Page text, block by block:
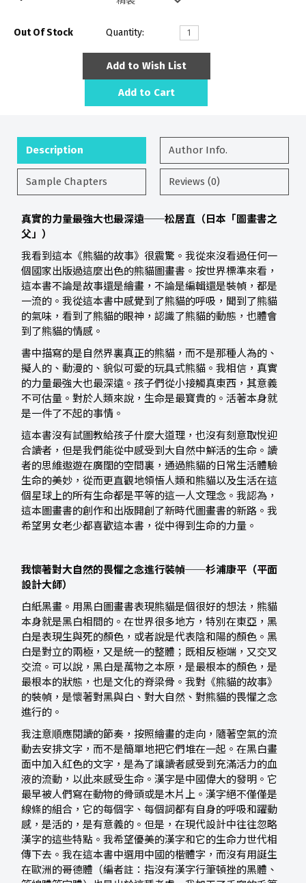
Out Of Stock Quantity:
Add to Wish List
Add to Cart
Description Author Info.
Sample Chapters Reviews (0)
真實的力量最強大也最深遠──松居直（日本「圖畫書之
父」）
我看到這本《熊貓的故事》很震驚。我從來沒看過任何一
個國家出版過這麼出色的熊貓圖畫書。按世界標準來看，
這本書不論是故事還是繪畫，不論是編輯還是裝幀，都是
一流的。我從這本書中感覺到了熊貓的呼吸，聞到了熊貓
的氣味，看到了熊貓的眼神，認識了熊貓的動態，也體會
到了熊貓的情感。
書中描寫的是自然界裏真正的熊貓，而不是那種人為的、
擬人的、動漫的、貌似可愛的玩具式熊貓。我相信，真實
的力量最強大也最深遠。孩子們從小接觸真東西，其意義
不可估量。對於人類來說，生命是最寶貴的。活著本身就
是一件了不起的事情。
這本書沒有試圖教給孩子什麼大道理，也沒有刻意取悅迎
合讀者，但是我們能從中感受到大自然中鮮活的生命。讀
者的思維遨遊在廣闊的空間裏，通過熊貓的日常生活體驗
生命的美妙，從而更直觀地領悟人類和熊貓以及生活在這
個星球上的所有生命都是平等的這一人文理念。我認為，
這本圖畫書的創作和出版開創了新時代圖畫書的新路。我
希望男女老少都喜歡這本書，從中得到生命的力量。
我懷著對大自然的畏懼之念進行裝幀──杉浦康平（平面
設計大師）
白紙黑畫。用黑白圖畫書表現熊貓是個很好的想法，熊貓
本身就是黑白相間的。在世界很多地方，特別在東亞，黑
白是表現生與死的顏色，或者說是代表陰和陽的顏色。黑
白是對立的兩極，又是統一的整體；既相反極端，又交叉
交流。可以說，黑白是萬物之本原，是最根本的顏色，是
最根本的狀態，也是文化的脊梁骨。我對《熊貓的故事》
的裝幀，是懷著對黑與白、對大自然、對熊貓的畏懼之念
進行的。
我注意順應閱讀的節奏，按照繪畫的走向，隨著空氣的流
動去安排文字，而不是簡單地把它們堆在一起。在黑白畫
面中加入紅色的文字，是為了讓讀者感受到充滿活力的血
液的流動，以此來感受生命。漢字是中國偉大的發明。它
最早被人們寫在動物的骨頭或是木片上。漢字絕不僅僅是
線條的組合，它的每個字、每個詞都有自身的呼吸和躍動
感，是活的，是有意義的。但是，在現代設計中往往忽略
漢字的這些特點。我希望優美的漢字和它的生命力世代相
傳下去。我在這本書中選用中國的楷體字，而沒有用誕生
在歐洲的哥德體（編者註：指沒有漢字行筆頓挫的黑體、